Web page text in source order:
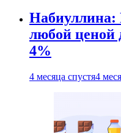
Набиуллина:
любой ценой
4%
4 месяца спустя4